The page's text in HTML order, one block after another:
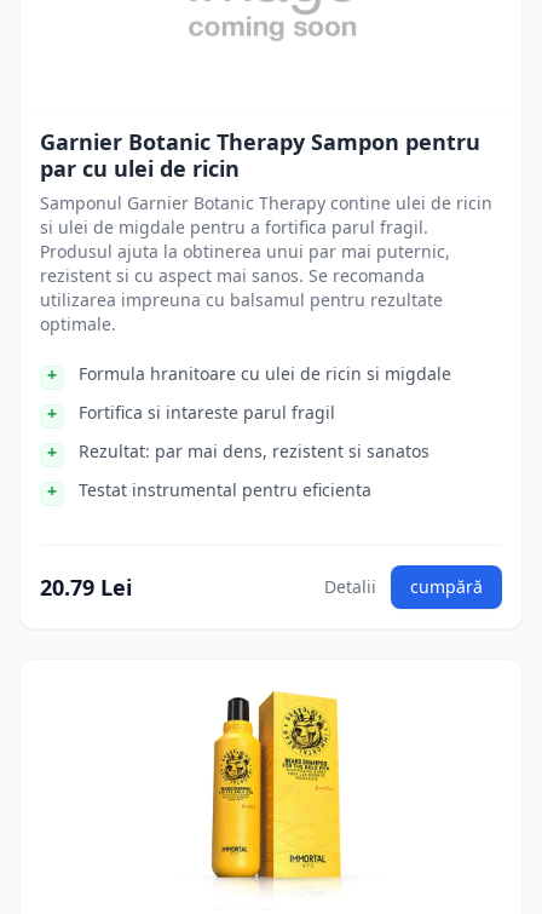
Garnier Botanic Therapy Sampon pentru
par cu ulei de ricin
Samponul Garnier Botanic Therapy contine ulei de ricin
si ulei de migdale pentru a fortifica parul fragil.
Produsul ajuta la obtinerea unui par mai puternic,
rezistent si cu aspect mai sanos. Se recomanda
utilizarea impreuna cu balsamul pentru rezultate
optimale.
Formula hranitoare cu ulei de ricin si migdale
Fortifica si intareste parul fragil
Rezultat: par mai dens, rezistent si sanatos
Testat instrumental pentru eficienta
20.79 Lei Detalii cumpără